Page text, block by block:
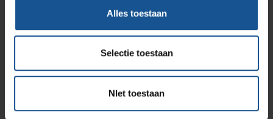
Alles toestaan
Selectie toestaan
NIet toestaan
Hoogte
Inhoud